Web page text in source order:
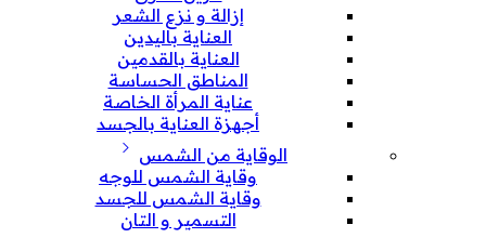
إزالة و نزع الشعر
العناية باليدين
العناية بالقدمين
المناطق الحساسة
عناية المرأة الخاصة
أجهزة العناية بالجسد
الوقاية من الشمس
وقاية الشمس للوجه
وقاية الشمس للجسد
التسمير و التان